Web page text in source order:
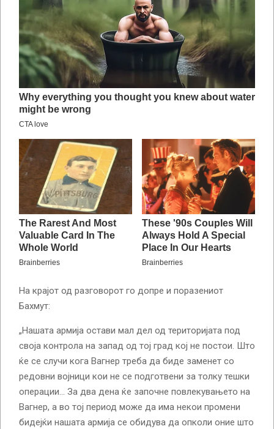
На крајот од разговорот го допре и поразениот
Бахмут:
„Нашата армија остави мал дел од територијата под
своја контрола на запад од тој град кој не постои. Што
ќе се случи кога Вагнер треба да биде заменет со
редовни војници кои не се подготвени за толку тешки
операции… За два дена ќе започне повлекувањето на
Вагнер, а во тој период може да има некои промени
бидејќи нашата армија се обидува да опколи оние што